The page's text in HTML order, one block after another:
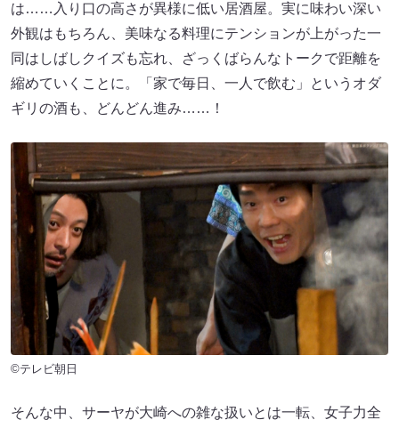
は……入り口の高さが異様に低い居酒屋。実に味わい深い
外観はもちろん、美味なる料理にテンションが上がった一
同はしばしクイズも忘れ、ざっくばらんなトークで距離を
縮めていくことに。「家で毎日、一人で飲む」というオダ
ギリの酒も、どんどん進み……！
©テレビ朝日
そんな中、サーヤが大崎への雑な扱いとは一転、女子力全